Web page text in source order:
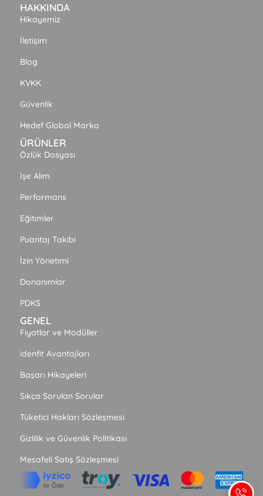
HAKKINDA
Hikayemiz
İletişim
Blog
KVKK
Güvenlik
Hedef Global Marka
ÜRÜNLER
Özlük Dosyası
İşe Alım
Performans
Eğitimler
Puantaj Takibi
İzin Yönetimi
Donanımlar
PDKS
GENEL
Fiyatlar ve Modüller
idenfit Avantajları
Başarı Hikayeleri
Sıkça Sorulan Sorular
Tüketici Hakları Sözleşmesi
Gizlilik ve Güvenlik Politikası
Mesafeli Satış Sözleşmesi